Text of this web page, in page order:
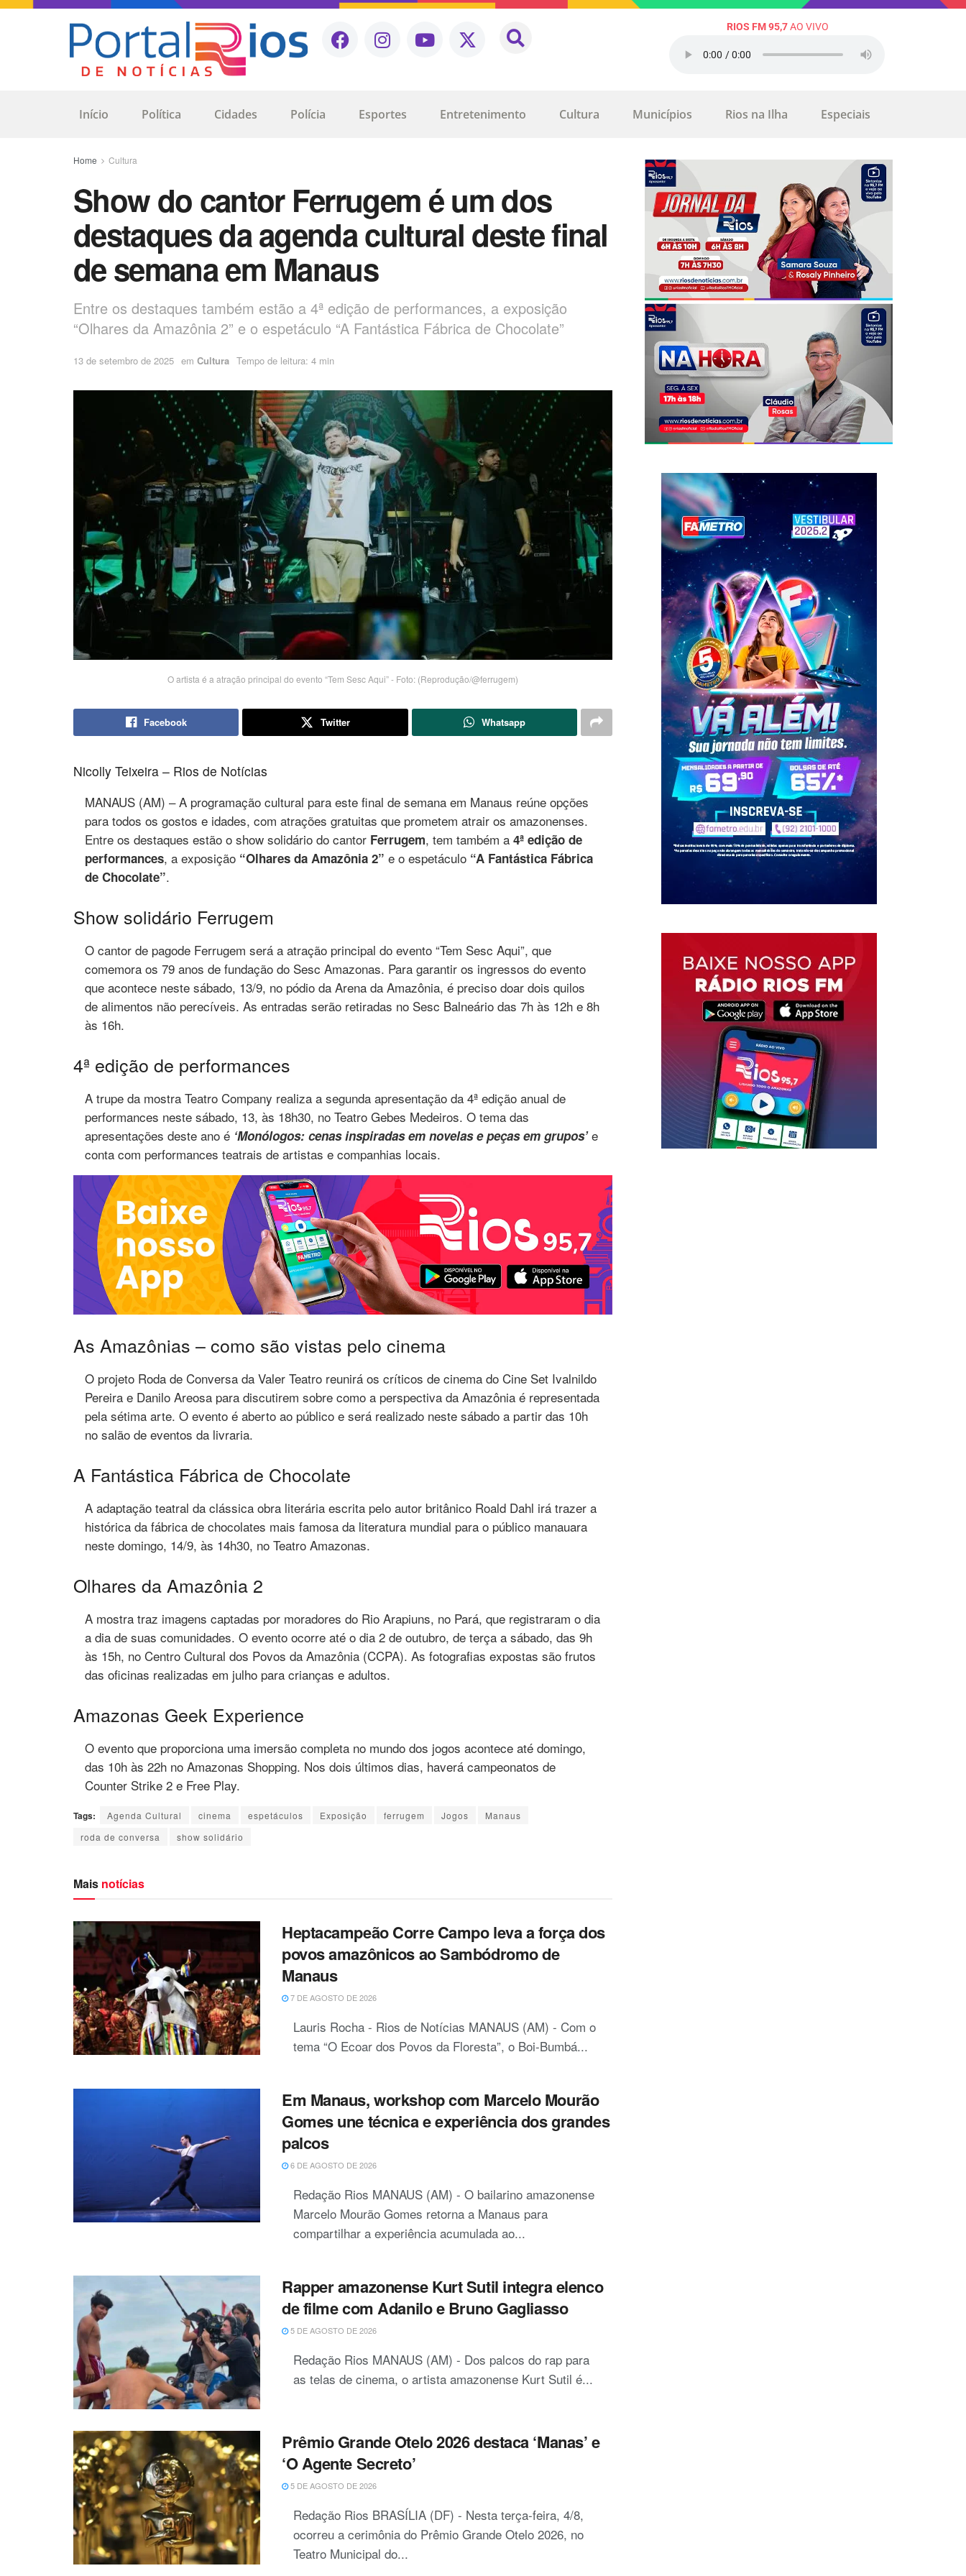
RIOS FM 95,7AO VIVO
Início Política Cidades Polícia Esportes Entretenimento Cultura Municípios Rios na Ilha Especiais
Home Cultura
Show do cantor Ferrugem é um dos
destaques da agenda cultural deste final
de semana em Manaus
Entre os destaques também estão a 4ª edição de performances, a exposição
“Olhares da Amazônia 2” e o espetáculo “A Fantástica Fábrica de Chocolate”
13 de setembro de 2025 em Cultura Tempo de leitura: 4 min
O artista é a atração principal do evento “Tem Sesc Aqui” - Foto: (Reprodução/@ferrugem)
Facebook Twitter Whatsapp
Nicolly Teixeira – Rios de Notícias
MANAUS (AM) – A programação cultural para este final de semana em Manaus reúne opções
para todos os gostos e idades, com atrações gratuitas que prometem atrair os amazonenses.
Entre os destaques estão o show solidário do cantor Ferrugem, tem também a 4ª edição de
performances, a exposição “Olhares da Amazônia 2” e o espetáculo “A Fantástica Fábrica
de Chocolate”.
Show solidário Ferrugem
O cantor de pagode Ferrugem será a atração principal do evento “Tem Sesc Aqui”, que
comemora os 79 anos de fundação do Sesc Amazonas. Para garantir os ingressos do evento
que acontece neste sábado, 13/9, no pódio da Arena da Amazônia, é preciso doar dois quilos
de alimentos não perecíveis. As entradas serão retiradas no Sesc Balneário das 7h às 12h e 8h
às 16h.
4ª edição de performances
A trupe da mostra Teatro Company realiza a segunda apresentação da 4ª edição anual de
performances neste sábado, 13, às 18h30, no Teatro Gebes Medeiros. O tema das
apresentações deste ano é ‘Monólogos: cenas inspiradas em novelas e peças em grupos’e
conta com performances teatrais de artistas e companhias locais.
As Amazônias – como são vistas pelo cinema
O projeto Roda de Conversa da Valer Teatro reunirá os críticos de cinema do Cine Set Ivalnildo
Pereira e Danilo Areosa para discutirem sobre como a perspectiva da Amazônia é representada
pela sétima arte. O evento é aberto ao público e será realizado neste sábado a partir das 10h
no salão de eventos da livraria.
A Fantástica Fábrica de Chocolate
A adaptação teatral da clássica obra literária escrita pelo autor britânico Roald Dahl irá trazer a
histórica da fábrica de chocolates mais famosa da literatura mundial para o público manauara
neste domingo, 14/9, às 14h30, no Teatro Amazonas.
Olhares da Amazônia 2
A mostra traz imagens captadas por moradores do Rio Arapiuns, no Pará, que registraram o dia
a dia de suas comunidades. O evento ocorre até o dia 2 de outubro, de terça a sábado, das 9h
às 15h, no Centro Cultural dos Povos da Amazônia (CCPA). As fotografias expostas são frutos
das oficinas realizadas em julho para crianças e adultos.
Amazonas Geek Experience
O evento que proporciona uma imersão completa no mundo dos jogos acontece até domingo,
das 10h às 22h no Amazonas Shopping. Nos dois últimos dias, haverá campeonatos de
Counter Strike 2 e Free Play.
Tags: Agenda Cultural cinema espetáculos Exposição ferrugem Jogos
Manaus
roda de conversa
show solidário
Mais notícias
Heptacampeão Corre Campo leva a força dos
povos amazônicos ao Sambódromo de
Manaus
7 DE AGOSTO DE 2026
Lauris Rocha - Rios de Notícias MANAUS (AM) - Com o
tema “O Ecoar dos Povos da Floresta”, o Boi-Bumbá...
Em Manaus, workshop com Marcelo Mourão
Gomes une técnica e experiência dos grandes
palcos
6 DE AGOSTO DE 2026
Redação Rios MANAUS (AM) - O bailarino amazonense
Marcelo Mourão Gomes retorna a Manaus para
compartilhar a experiência acumulada ao...
Rapper amazonense Kurt Sutil integra elenco
de filme com Adanilo e Bruno Gagliasso
5 DE AGOSTO DE 2026
Redação Rios MANAUS (AM) - Dos palcos do rap para
as telas de cinema, o artista amazonense Kurt Sutil é...
Prêmio Grande Otelo 2026 destaca ‘Manas’ e
‘O Agente Secreto’
5 DE AGOSTO DE 2026
Redação Rios BRASÍLIA (DF) - Nesta terça-feira, 4/8,
ocorreu a cerimônia do Prêmio Grande Otelo 2026, no
Teatro Municipal do...